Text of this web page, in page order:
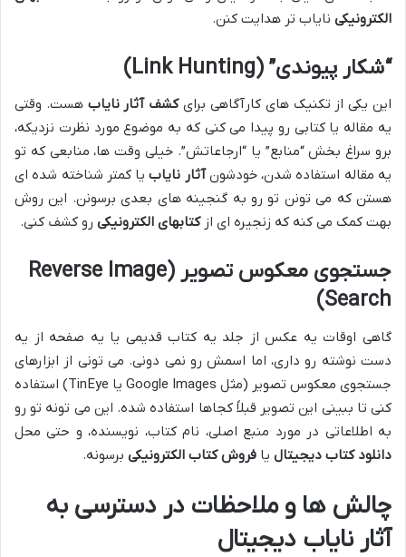
الکترونیکی نایاب تر هدایت کنن.
“شکار پیوندی” (Link Hunting)
این یکی از تکنیک های کارآگاهی برایکشف آثار نایاب هست. وقتی
یه مقاله یا کتابی رو پیدا می کنی که به موضوع مورد نظرت نزدیکه،
برو سراغ بخش “منابع” یا “ارجاعاتش”. خیلی وقت ها، منابعی که تو
یه مقاله استفاده شدن، خودشونآثار نایابیا کمتر شناخته شده ای
هستن که می تونن تو رو به گنجینه های بعدی برسونن. این روش
بهت کمک می کنه که زنجیره ای ازکتابهای الکترونیکی رو کشف کنی.
جستجوی معکوس تصویر (Reverse Image
Search)
گاهی اوقات یه عکس از جلد یه کتاب قدیمی یا یه صفحه از یه
دست نوشته رو داری، اما اسمش رو نمی دونی. می تونی از ابزارهای
جستجوی معکوس تصویر (مثل Google Images یا TinEye) استفاده
کنی تا ببینی این تصویر قبلاً کجاها استفاده شده. این می تونه تو رو
به اطلاعاتی در مورد منبع اصلی، نام کتاب، نویسنده، و حتی محل
دانلود کتاب دیجیتال یا فروش کتاب الکترونیکی برسونه.
چالش ها و ملاحظات در دسترسی به
آثار نایاب دیجیتال